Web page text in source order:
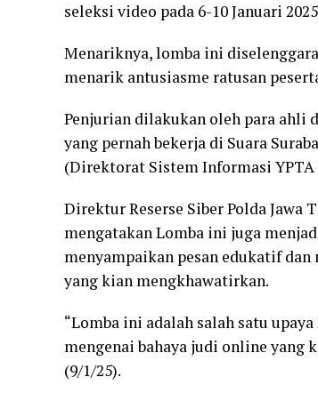
seleksi video pada 6-10 Januari
Menariknya, lomba ini
menarik antusiasme ratusan
Penjurian dilakukan oleh para ahli
yang pernah bekerja di Suara
(Direktorat Sistem Informasi YPTA
Direktur Reserse Siber Polda Jawa
mengatakan Lomba ini juga
menyampaikan pesan edukatif
yang kian mengkhawatirkan.
“Lomba ini adalah salah satu
mengenai bahaya judi online yang
(9/1/25).